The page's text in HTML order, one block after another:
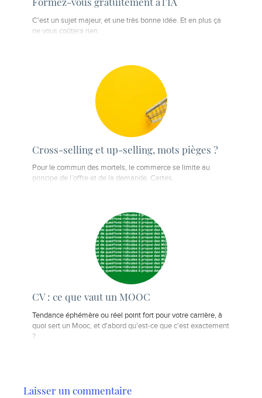
C'est un sujet majeur, et une très bonne idée. Et en plus ça
ne vous coûtera rien.
Cross-selling et up-selling, mots pièges ?
Pour le commun des mortels, le commerce se limite au
principe de l’offre et de la demande. Certes.
CV : ce que vaut un MOOC
Tendance éphémère ou réel point fort pour votre carrière, à
quoi sert un Mooc, et d'abord qu'est-ce que c'est exactement
?
Laisser un commentaire